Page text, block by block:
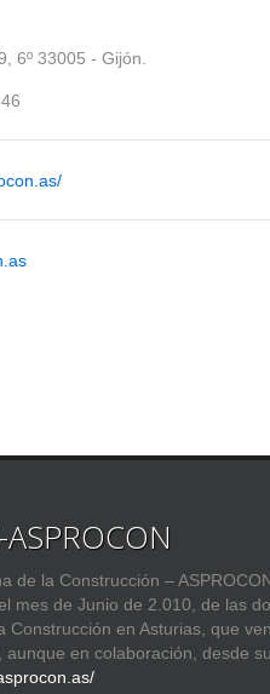
6º 33005 - Gijón.
de la Construcción –
mes de Junio de 2.010, de las
Construcción en Asturias, que
en colaboración, desde